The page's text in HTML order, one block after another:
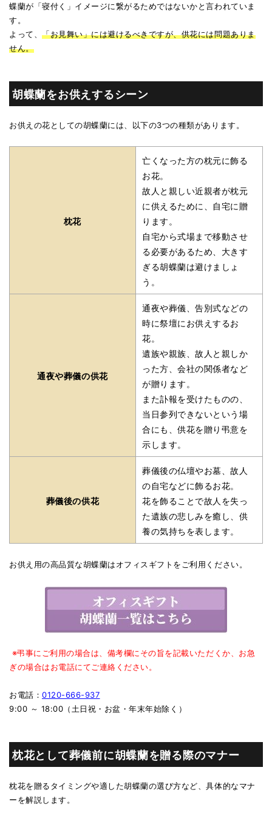
蝶蘭が「寝付く」イメージに繋がるためではないかと言われていま
す。
よって、「お見舞い」には避けるべきですが、供花には問題ありま
せん。
胡蝶蘭をお供えするシーン
お供えの花としての胡蝶蘭には、以下の3つの種類があります。
枕花
亡くなった方の枕元に飾る
お花。
故人と親しい近親者が枕元
に供えるために、自宅に贈
ります。
自宅から式場まで移動させ
る必要があるため、大きす
ぎる胡蝶蘭は避けましょ
う。
通夜や葬儀の供花
通夜や葬儀、告別式などの
時に祭壇にお供えするお
花。
遺族や親族、故人と親しか
った方、会社の関係者など
が贈ります。
また訃報を受けたものの、
当日参列できないという場
合にも、供花を贈り弔意を
示します。
葬儀後の供花
葬儀後の仏壇やお墓、故人
の自宅などに飾るお花。
花を飾ることで故人を失っ
た遺族の悲しみを癒し、供
養の気持ちを表します。
お供え用の高品質な胡蝶蘭はオフィスギフトをご利用ください。
※弔事にご利用の場合は、備考欄にその旨を記載いただくか、お急
ぎの場合はお電話にてご連絡ください。
お電話：0120-666-937
9:00 ～ 18:00（土日祝・お盆・年末年始除く）
枕花として葬儀前に胡蝶蘭を贈る際のマナー
枕花を贈るタイミングや適した胡蝶蘭の選び方など、具体的なマナ
ーを解説します。